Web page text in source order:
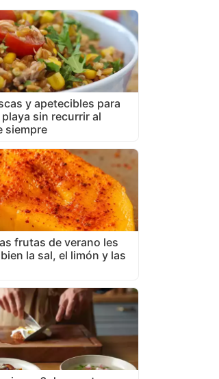
y apetecibles para
sin recurrir al
siempre
frutas de verano les
la sal, el limón y las